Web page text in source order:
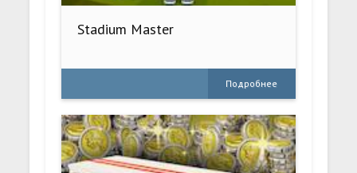
Stadium Master
Подробнее